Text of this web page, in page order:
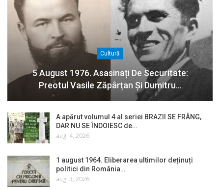
Cultură
5 August 1976. Asasinați De Securitate:
Preotul Vasile Zăpârțan Și Dumitru…
A apărut volumul 4 al seriei BRAZII SE FRÂNG,
DAR NU SE ÎNDOIESC de…
aug. 4, 2026
1 august 1964. Eliberarea ultimilor deținuți
politici din România…
aug. 3, 2026